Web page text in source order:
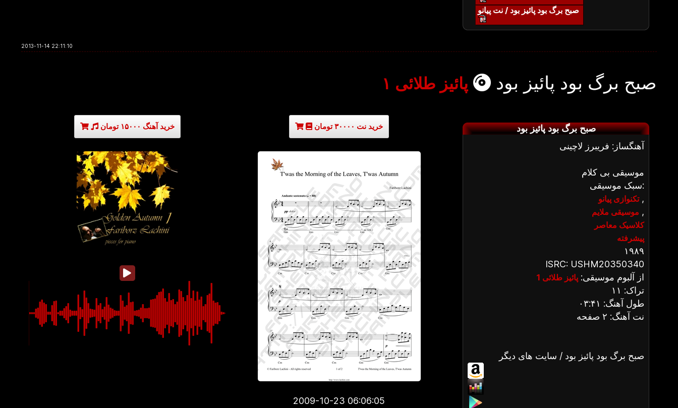
صبح برگ بود پائیز بود / نت پیانو
2013-11-14 22:11:10
صبح برگ بود پائیز بود پائیز طلائی ۱
خرید آهنگ ۱۵۰۰۰ تومان خرید نت ۳۰۰۰۰ تومان
2009-10-23 06:06:05
صبح برگ بود پائیز بود
آهنگساز: فریبرز لاچینی
موسیقی بی کلام
سبک موسیقی:
تکنوازی پیانو,
موسیقی ملایم ,
کلاسیک معاصر
پیشرفته
۱۹۸۹
ISRC: USHM20350340
از آلبوم موسیقی: پائیز طلائی 1
تراک: ۱۱
طول آهنگ: ۰۳:۴۱
نت آهنگ: ۲ صفحه
صبح برگ بود پائیز بود / سایت های دیگر